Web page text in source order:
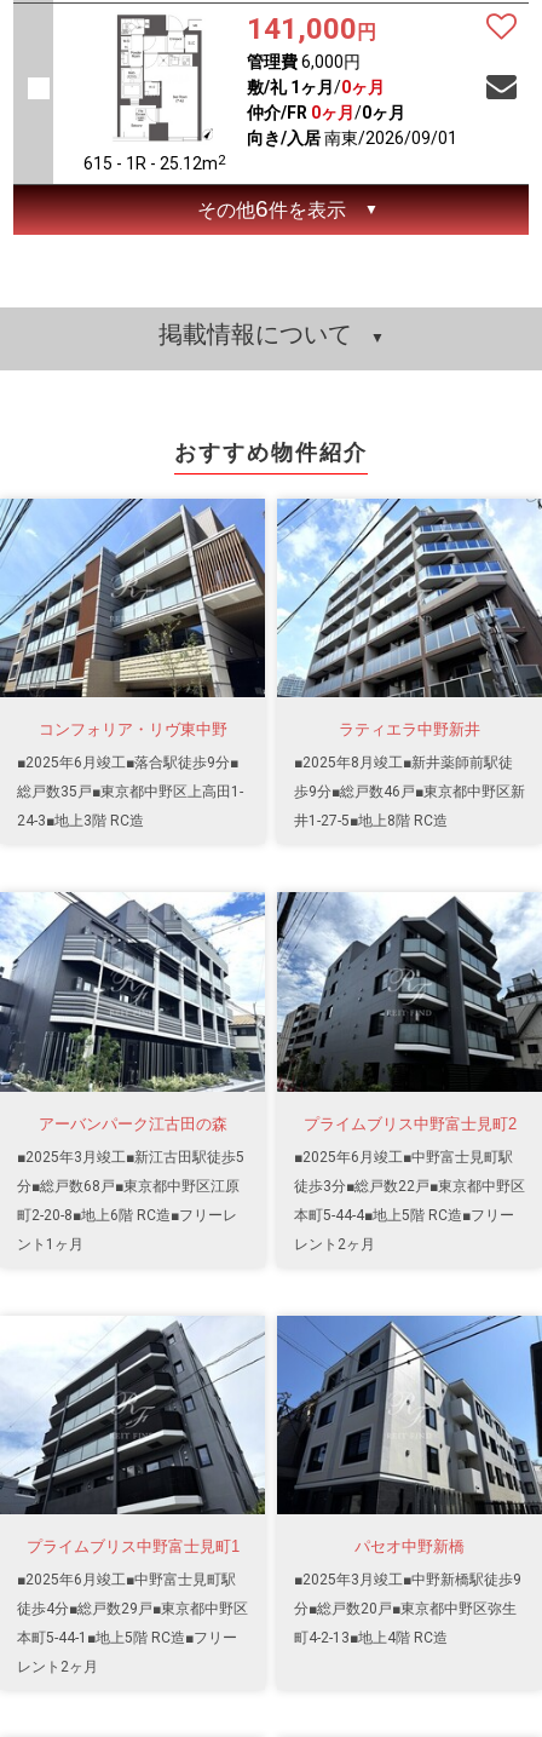
615 - 1R - 25.12m2
141,000 円
管理費6,000円
敷/礼 1ヶ月 /0ヶ月
仲介/FR 0ヶ月 /0ヶ月
向き/入居南東/2026/09/01
その他6件を表示
掲載情報について
おすすめ物件紹介
コンフォリア・リヴ東中野
■2025年6月竣工■落合駅徒歩9分■
総戸数35戸■東京都中野区上高田1-
24-3■地上3階 RC造
ラティエラ中野新井
■2025年8月竣工■新井薬師前駅徒
歩9分■総戸数46戸■東京都中野区新
井1-27-5■地上8階 RC造
アーバンパーク江古田の森
■2025年3月竣工■新江古田駅徒歩5
分■総戸数68戸■東京都中野区江原
町2-20-8■地上6階 RC造■フリーレ
ント1ヶ月
プライムブリス中野富士見町2
■2025年6月竣工■中野富士見町駅
徒歩3分■総戸数22戸■東京都中野区
本町5-44-4■地上5階 RC造■フリー
レント2ヶ月
プライムブリス中野富士見町1
■2025年6月竣工■中野富士見町駅
徒歩4分■総戸数29戸■東京都中野区
本町5-44-1■地上5階 RC造■フリー
レント2ヶ月
パセオ中野新橋
■2025年3月竣工■中野新橋駅徒歩9
分■総戸数20戸■東京都中野区弥生
町4-2-13■地上4階 RC造